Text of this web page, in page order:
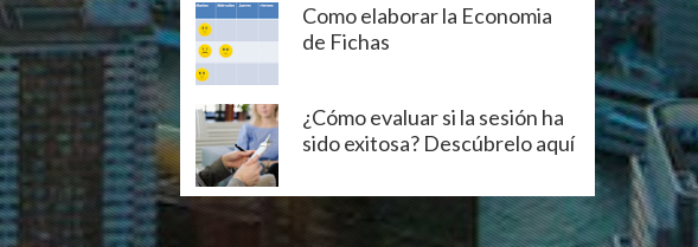
Como elaborar la Economia
de Fichas
¿Cómo evaluar si la sesión ha
sido exitosa? Descúbrelo aquí